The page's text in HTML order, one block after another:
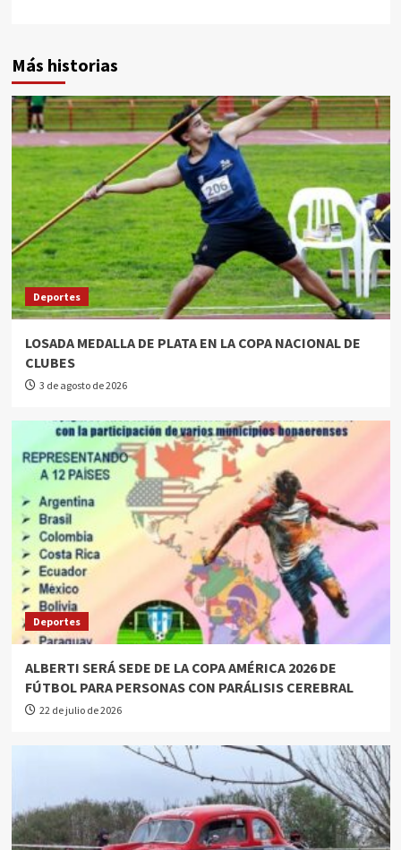
Más historias
Deportes
LOSADA MEDALLA DE PLATA EN LA COPA NACIONAL DE
CLUBES
3 de agosto de 2026
Deportes
ALBERTI SERÁ SEDE DE LA COPA AMÉRICA 2026 DE
FÚTBOL PARA PERSONAS CON PARÁLISIS CEREBRAL
22 de julio de 2026